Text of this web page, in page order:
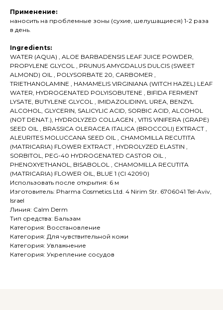
Применение:
наносить на проблемные зоны (сухие, шелушащиеся) 1-2 раза
в день.
Ingredients:
WATER (AQUA) , ALOE BARBADENSIS LEAF JUICE POWDER,
PROPYLENE GLYCOL , PRUNUS AMYGDALUS DULCIS (SWEET
ALMOND) OIL , POLYSORBATE 20, CARBOMER ,
TRIETHANOLAMINE , HAMAMELIS VIRGINIANA (WITCH HAZEL) LEAF
WATER, HYDROGENATED POLYISOBUTENE , BIFIDA FERMENT
LYSATE, BUTYLENE GLYCOL , IMIDAZOLIDINYL UREA, BENZYL
ALCOHOL, GLYCERIN, SALICYLIC ACID, SORBIC ACID, ALCOHOL
(NOT DENAT.), HYDROLYZED COLLAGEN , VITIS VINIFERA (GRAPE)
SEED OIL , BRASSICA OLERACEA ITALICA (BROCCOLI) EXTRACT ,
ALEURITES MOLUCCANA SEED OIL , CHAMOMILLA RECUTITA
(MATRICARIA) FLOWER EXTRACT , HYDROLYZED ELASTIN ,
SORBITOL, PEG-40 HYDROGENATED CASTOR OIL ,
PHENOXYETHANOL, BISABOLOL , CHAMOMILLA RECUTITA
(MATRICARIA) FLOWER OIL, BLUE 1 (CI 42090)
Использовать после открытия: 6 м
Изготовитель: Pharma Cosmetics Ltd. 4 Nirim Str. 6706041 Tel-Aviv,
Israel
Линия: Calm Derm
Тип средства: Бальзам
Категория: Восстановление
Категория: Для чувствительной кожи
Категория: Увлажнение
Категория: Укрепление сосудов